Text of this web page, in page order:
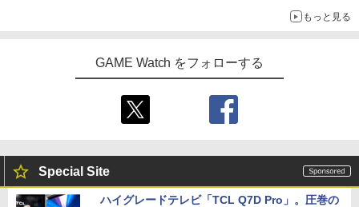
もっと見る
GAME Watch をフォローする
Special Site
ハイグレードテレビ「TCL Q7D Pro」。圧巻の